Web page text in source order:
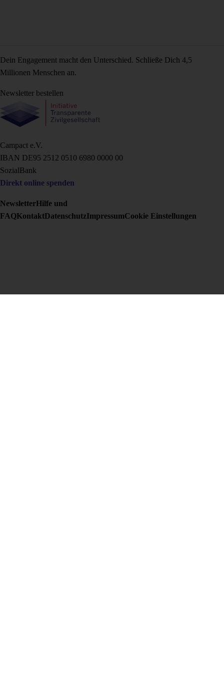
Dein Engagement macht den Unterschied. Schließe Dich 4,5
Millionen Menschen an.
Newsletter bestellen
Campact e.V.
IBAN DE95 2‍5‍1‍2 0‍5‍1‍0 6‍9‍8‍0 0‍0‍0‍0 0‍0
SozialBank
Direkt online spenden
NewsletterHilfe und
FAQKontaktDatenschutzImpressumCookie Einstellungen